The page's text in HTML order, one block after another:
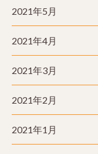
2021年5月
2021年4月
2021年3月
2021年2月
2021年1月